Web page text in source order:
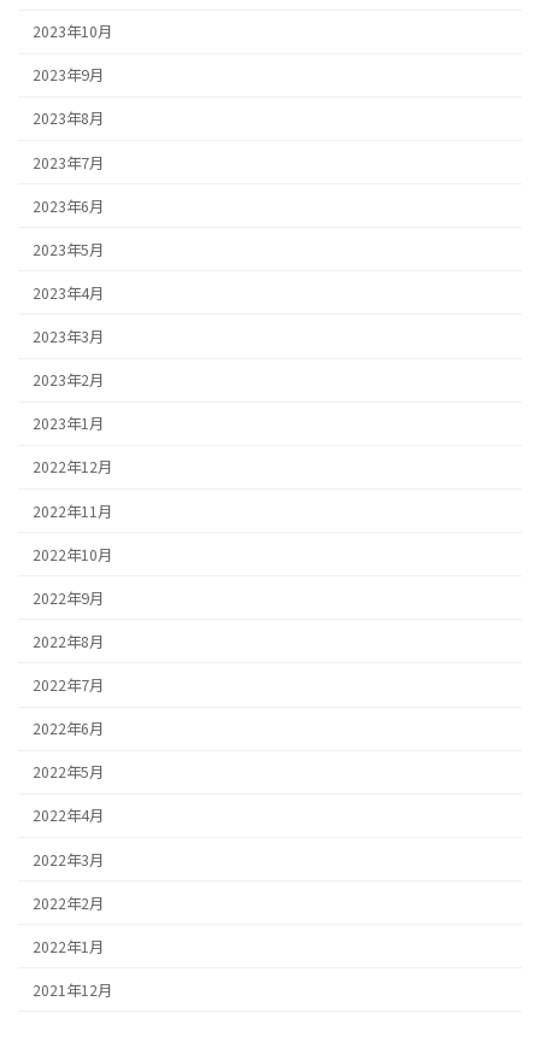
2023年10月
2023年9月
2023年8月
2023年7月
2023年6月
2023年5月
2023年4月
2023年3月
2023年2月
2023年1月
2022年12月
2022年11月
2022年10月
2022年9月
2022年8月
2022年7月
2022年6月
2022年5月
2022年4月
2022年3月
2022年2月
2022年1月
2021年12月